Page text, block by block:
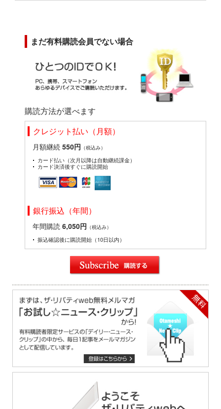
まだ有料購読会員でない場合
購読方法が選べます
クレジット払い（月額）
月額継続 550円 （税込み）
カード払い（次月以降は自動継続課金）
カード決済後すぐに購読開始
銀行振込（年間）
年間購読 6,050円 （税込み）
振込確認後に購読開始（10日以内）